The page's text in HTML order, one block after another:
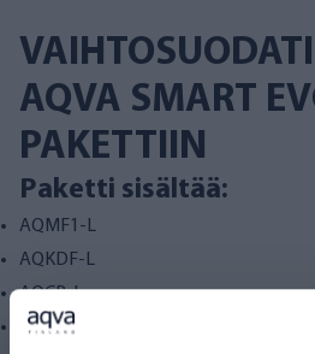
AQVA SMART
PAKETTIIN
Paketti sisältää:
AQMF1-L
AQKDF-L
AQCB-L
AQ006-EVO-V1